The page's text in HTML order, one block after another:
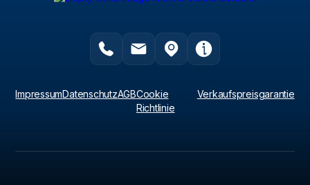
ImpressumDatenschutzAGBCookie
Richtlinie
Verkaufspreisgarantie